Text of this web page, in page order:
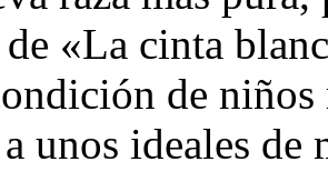
de «La cinta
de
unos ideales de